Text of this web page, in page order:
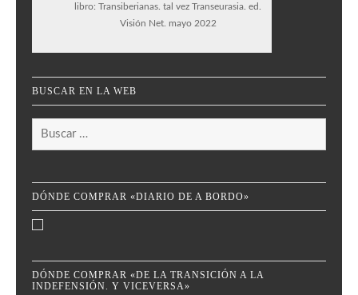
libro: Transiberianas. tal vez Transeurasia. ed.
Visión Net. mayo 2022
BUSCAR EN LA WEB
Buscar:
DÓNDE COMPRAR «DIARIO DE A BORDO»
DÓNDE COMPRAR «DE LA TRANSICIÓN A LA
INDEFENSIÓN. Y VICEVERSA»